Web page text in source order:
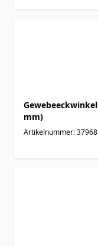
mm)
Artikelnummer: 37968